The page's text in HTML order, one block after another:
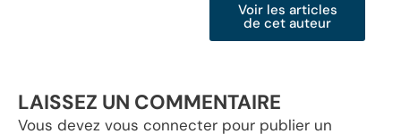
Voir les articles
de cet auteur
LAISSEZ UN COMMENTAIRE
Vous devez vous connecter pour publier un